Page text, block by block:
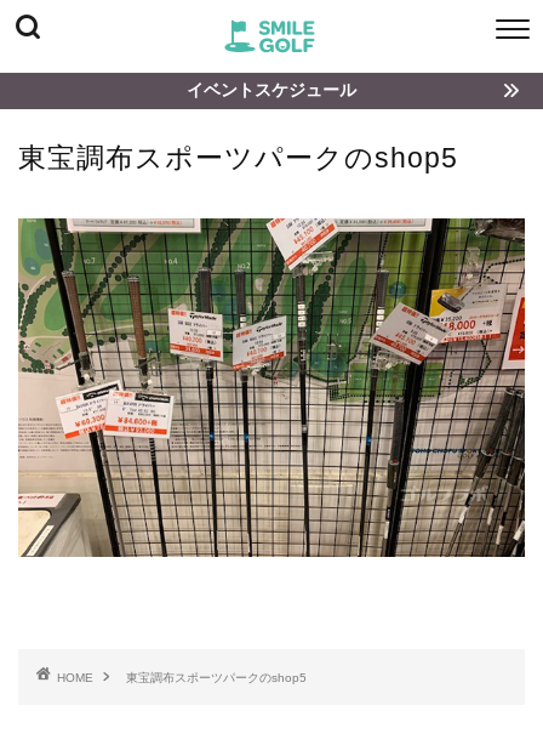
イベントスケジュール
東宝調布スポーツパークのshop5
HOME 東宝調布スポーツパークのshop5